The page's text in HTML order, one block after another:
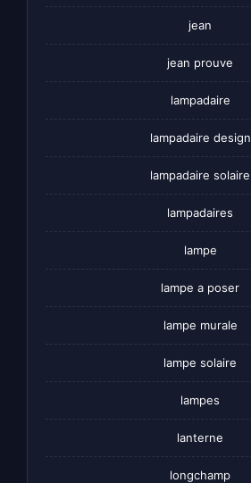
jean
jean prouve
lampadaire
lampadaire design
lampadaire solaire
lampadaires
lampe
lampe a poser
lampe murale
lampe solaire
lampes
lanterne
longchamp